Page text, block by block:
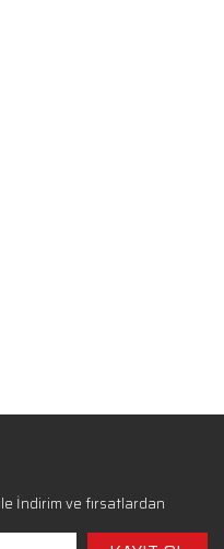
İndirim ve fırsatlardan